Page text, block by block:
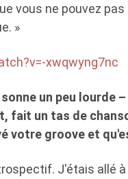
vous ne pouvez
»
xwqwyng7nc
un peu lourde
fait un tas de
votre groove et
J'étais allé